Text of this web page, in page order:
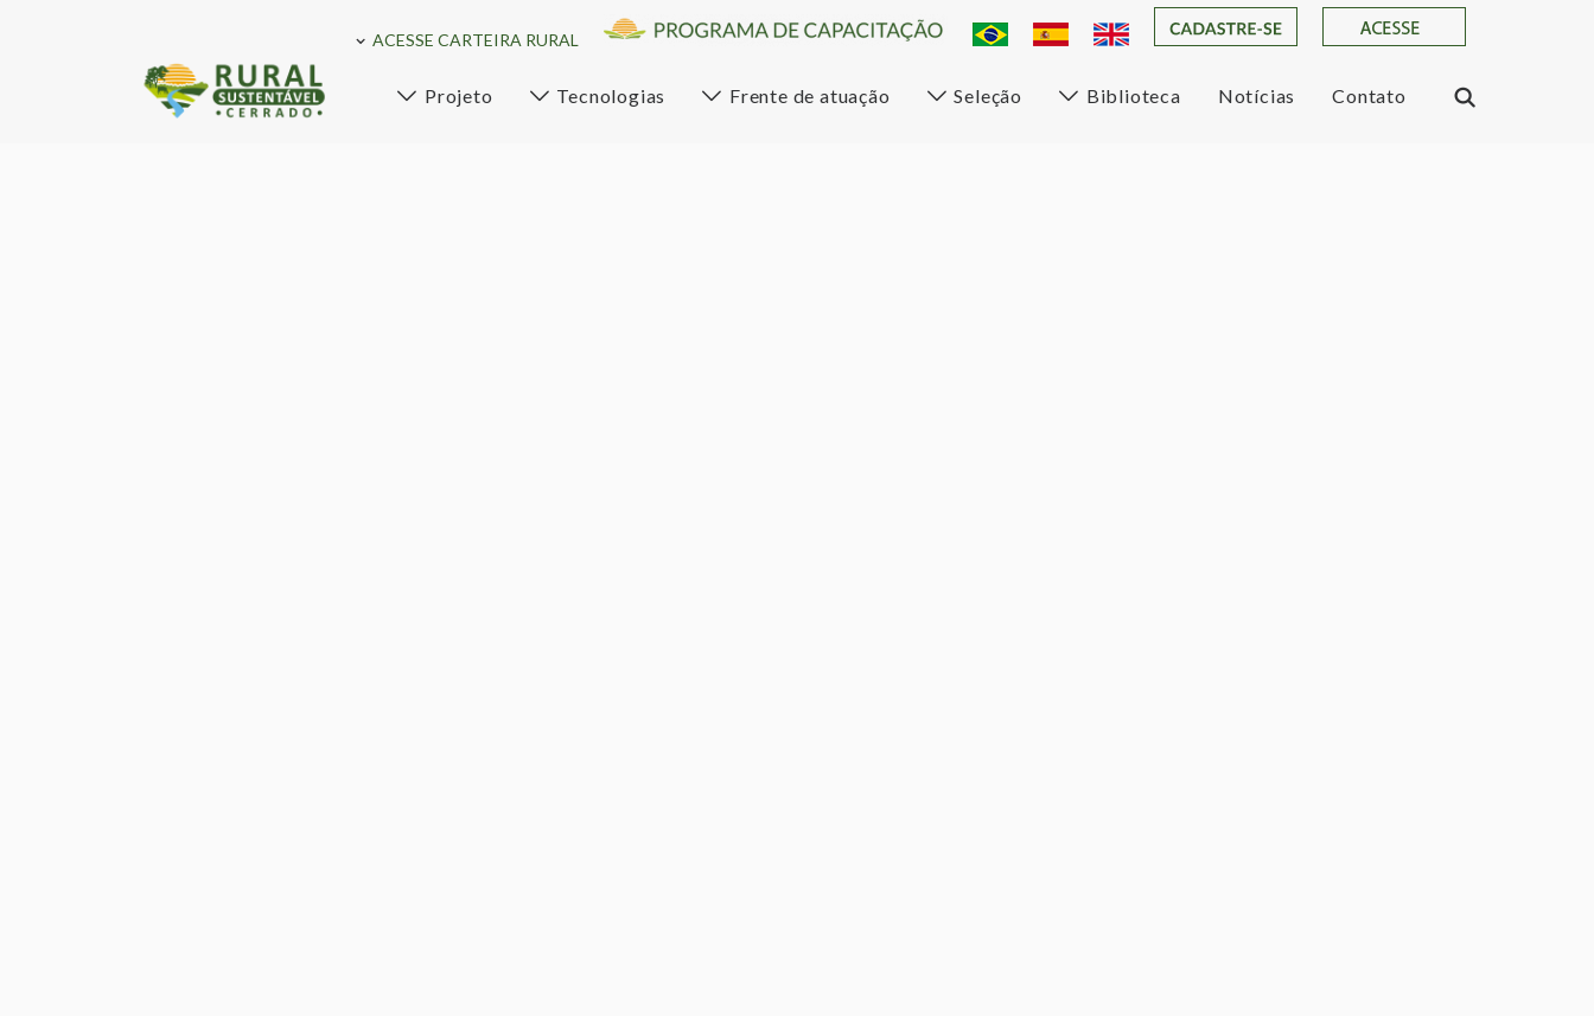
ACESSE CARTEIRA RURAL
Projeto Tecnologias Frente de atuação Seleção Biblioteca Notícias Contato